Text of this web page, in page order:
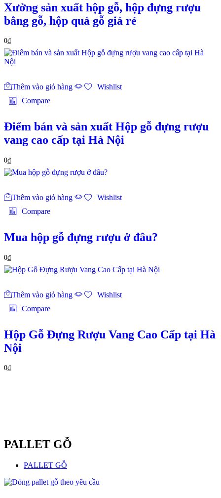
Xưởng sản xuất hộp gỗ, hộp đựng rượu
bằng gỗ, hộp quà gỗ giá rẻ
0₫
Thêm vào giỏ hàng
Wishlist
Compare
Điểm bán và sản xuất Hộp gỗ đựng rượu
vang cao cấp tại Hà Nội
0₫
Thêm vào giỏ hàng
Wishlist
Compare
Mua hộp gỗ đựng rượu ở đâu?
0₫
Thêm vào giỏ hàng
Wishlist
Compare
Hộp Gỗ Đựng Rượu Vang Cao Cấp tại Hà
Nội
0₫
PALLET GỖ
PALLET GỖ